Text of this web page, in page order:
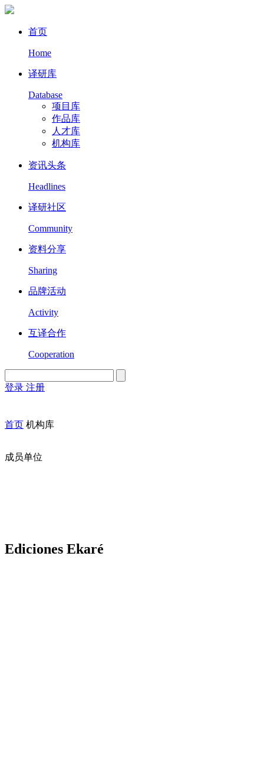
首页
Home
译研库
Database
项目库
作品库
人才库
机构库
资讯头条
Headlines
译研社区
Community
资料分享
Sharing
品牌活动
Activity
互译合作
Cooperation
登录 注册
首页 机构库
成员单位
Ediciones Ekaré